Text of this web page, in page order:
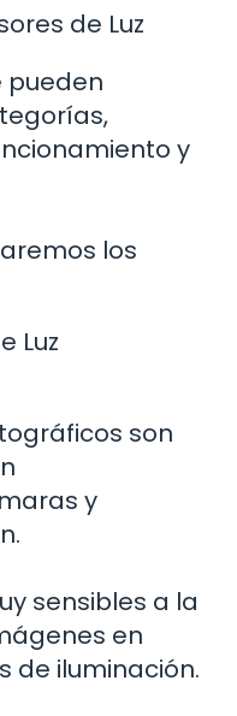
de Luz
pueden
y
los
Luz
son
y
sensibles a la
en
de iluminación.